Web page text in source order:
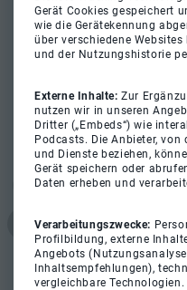
Gerät Cookies gespeichert
wie die Gerätekennung
über verschiedene
und der Nutzungshistorie
Externe Inhalte:Zur
nutzen wir in unseren
Dritter („Embeds“) wie
Podcasts. Die Anbieter,
und Dienste beziehen,
Gerät speichern oder
Daten erheben und
Verarbeitungszwecke:
Profilbildung, externe
Angebots
Inhaltsempfehlungen),
vergleichbare